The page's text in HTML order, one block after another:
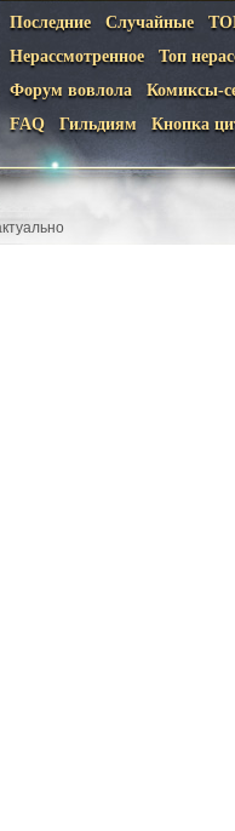
Последние Случайные
Нерассмотренное
Топ
Форум вовлола
Комиксы-
FAQ Гильдиям Кнопка